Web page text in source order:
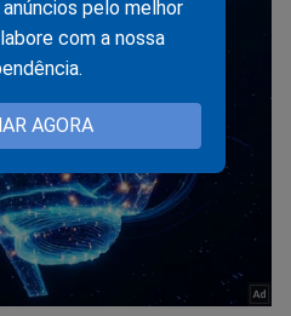
pelo melhor
com a nossa
AGORA